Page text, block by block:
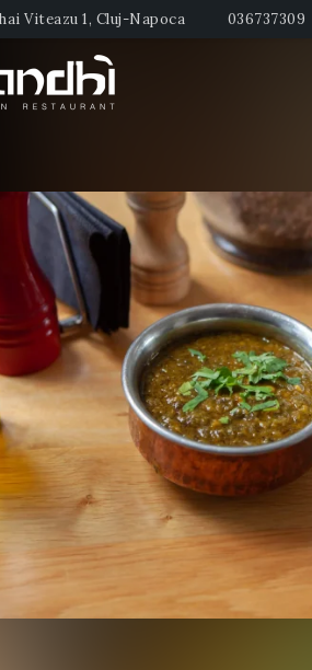
Viteazu 1, Cluj-Napoca 036737309